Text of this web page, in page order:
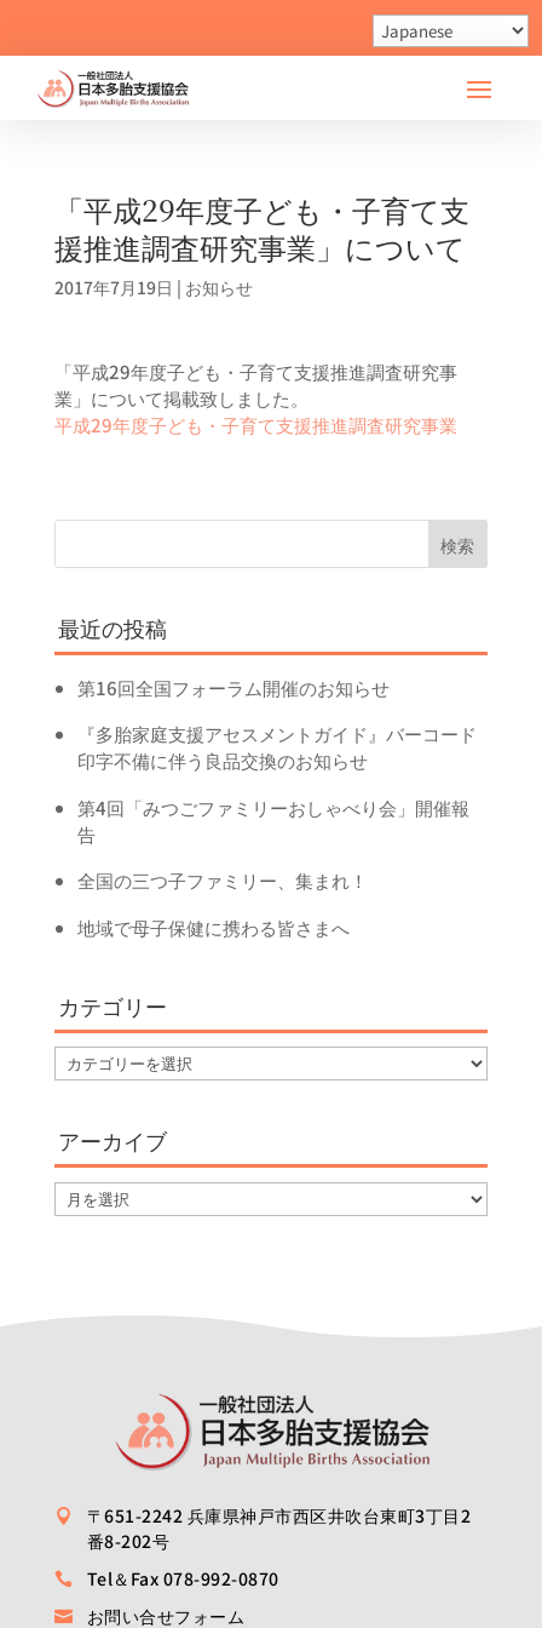
「平成29年度子ども・子育て支
援推進調査研究事業」について
2017年7月19日 | お知らせ
「平成29年度子ども・子育て支援推進調査研究事
業」について掲載致しました。
平成29年度子ども・子育て支援推進調査研究事業
最近の投稿
第16回全国フォーラム開催のお知らせ
『多胎家庭支援アセスメントガイド』バーコード
印字不備に伴う良品交換のお知らせ
第4回「みつごファミリーおしゃべり会」開催報
告
全国の三つ子ファミリー、集まれ！
地域で母子保健に携わる皆さまへ
カテゴリー
カ
テ
リ
ー
アーカイブ
ア
ー

〒651-2242 兵庫県神戸市西区井吹台東町3丁目2
番8-202号
 Tel＆Fax 078-992-0870
 お問い合せフォーム